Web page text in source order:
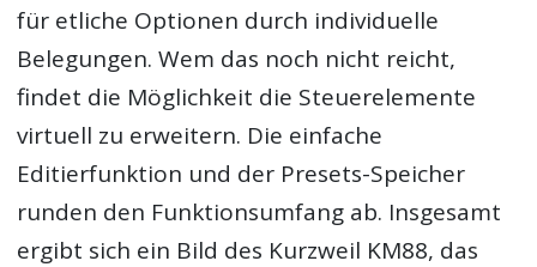
für etliche Optionen durch individuelle
Belegungen. Wem das noch nicht reicht,
findet die Möglichkeit die Steuerelemente
virtuell zu erweitern. Die einfache
Editierfunktion und der Presets-Speicher
runden den Funktionsumfang ab. Insgesamt
ergibt sich ein Bild des Kurzweil KM88, das